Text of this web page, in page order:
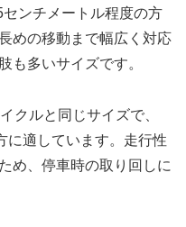
ンチメートル程度の方
めの移動まで幅広く対応
も多いサイズです。
クルと同じサイズで、
に適しています。走行性
め、停車時の取り回しに